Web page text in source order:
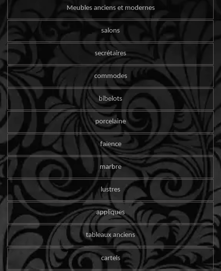
Meubles anciens et modernes
salons
secrétaires
commodes
bibelots
porcelaine
faïence
marbre
lustres
appliques
tableaux anciens
cartels